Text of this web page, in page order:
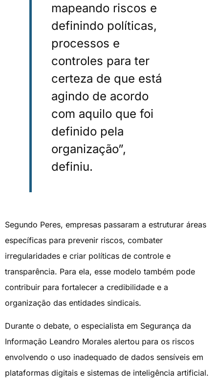
mapeando riscos e
definindo políticas,
processos e
controles para ter
certeza de que está
agindo de acordo
com aquilo que foi
definido pela
organização”,
definiu.
Segundo Peres, empresas passaram a estruturar áreas
específicas para prevenir riscos, combater
irregularidades e criar políticas de controle e
transparência. Para ela, esse modelo também pode
contribuir para fortalecer a credibilidade e a
organização das entidades sindicais.
Durante o debate, o especialista em Segurança da
Informação Leandro Morales alertou para os riscos
envolvendo o uso inadequado de dados sensíveis em
plataformas digitais e sistemas de inteligência artificial.